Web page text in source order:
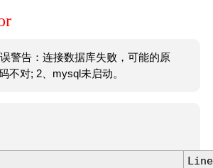
警告：连接数据库失败，可能的原
不对; 2、mysql未启动。
Line